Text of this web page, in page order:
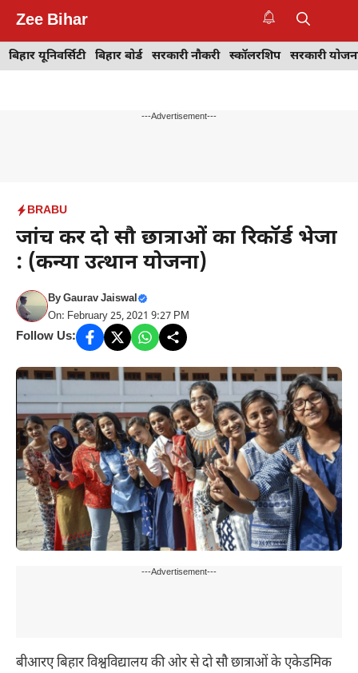
content
Zee Bihar
बिहार यूनिवर्सिटी बिहार बोर्ड सरकारी नौकरी स्कॉलरशिप सरकारी
---Advertisement---
BRABU
जांच कर दो सौ छात्राओं का रिकॉर्ड भेजा
: (कन्या उत्थान योजना)
ByGaurav Jaiswal
On: February 25, 2021 9:27 PM
Follow Us:
---Advertisement---
बीआरए बिहार विश्वविद्यालय की ओर से दो सौ छात्राओं के एकेडमिक